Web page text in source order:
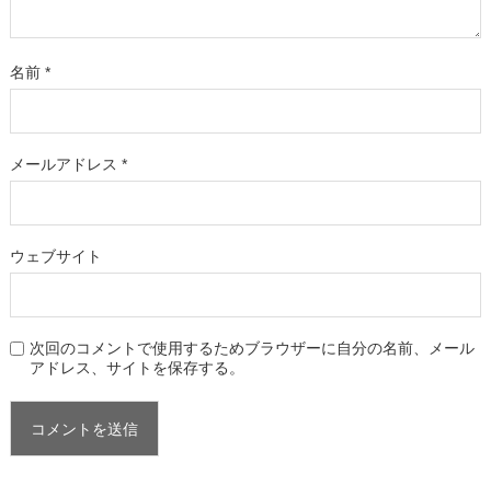
名前 *
メールアドレス *
ウェブサイト
次回のコメントで使用するためブラウザーに自分の名前、メール
アドレス、サイトを保存する。